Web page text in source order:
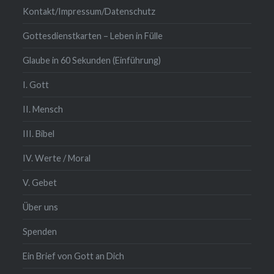
Kontakt/Impressum/Datenschutz
Gottesdienstkarten – Leben in Fülle
Glaube in 60 Sekunden (Einführung)
I. Gott
II. Mensch
III. Bibel
IV. Werte / Moral
V. Gebet
Über uns
Spenden
Ein Brief von Gott an Dich